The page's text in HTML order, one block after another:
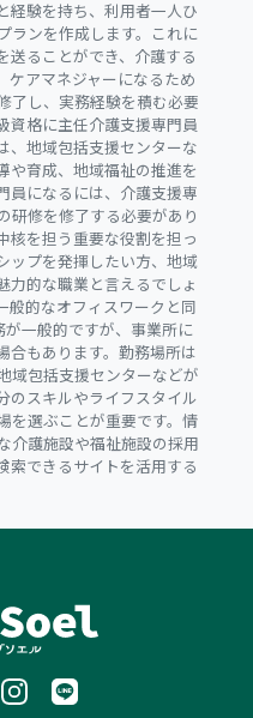
経験を持ち、利用者一人ひ
ランを作成します。これに
送ることができ、介護する
ケアマネジャーになるため
了し、実務経験を積む必要
資格に主任介護支援専門員
、地域包括支援センターな
や育成、地域福祉の推進を
員になるには、介護支援専
研修を修了する必要があり
核を担う重要な役割を担っ
ップを発揮したい方、地域
力的な職業と言えるでしょ
般的なオフィスワークと同
一般的ですが、事業所に
合もあります。勤務場所は
域包括支援センターなどが
のスキルやライフスタイル
を選ぶことが重要です。情
介護施設や福祉施設の採用
索できるサイトを活用する